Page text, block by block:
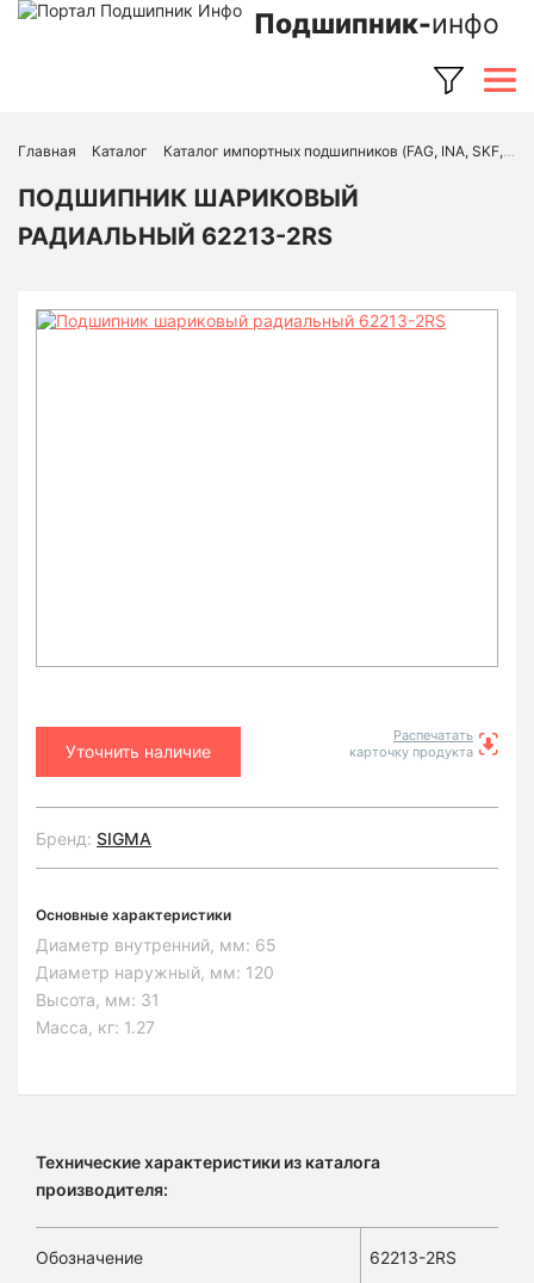
Подшипник-инфо
Главная Каталог Каталог импортных подшипников (FAG, INA, SKF, NSK, Timken и др.)
ПОДШИПНИК ШАРИКОВЫЙ
РАДИАЛЬНЫЙ 62213-2RS
Уточнить наличие
Распечатать
карточку продукта
Бренд: SIGMA
Основные характеристики
Диаметр внутренний, мм: 65
Диаметр наружный, мм: 120
Высота, мм: 31
Масса, кг: 1.27
Технические характеристики из каталога
производителя:
Обозначение 62213-2RS